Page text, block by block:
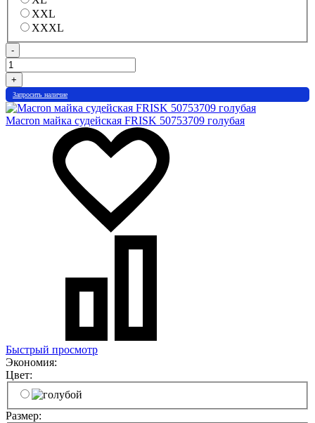
XXL
XXXL
-
+
Запросить наличие
Macron майка судейская FRISK 50753709 голубая
Быстрый просмотр
Экономия:
Цвет:
Размер: